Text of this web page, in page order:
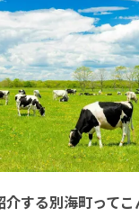
する別海町ってこ